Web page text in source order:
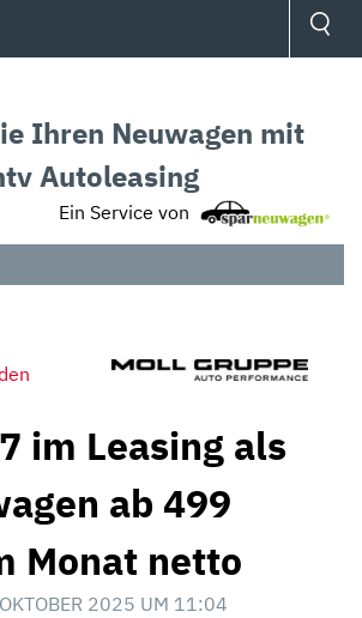
Ihren Neuwagen mit
Autoleasing
Ein Service von
im Leasing als
ab 499
Monat netto
2025 UM 11:04